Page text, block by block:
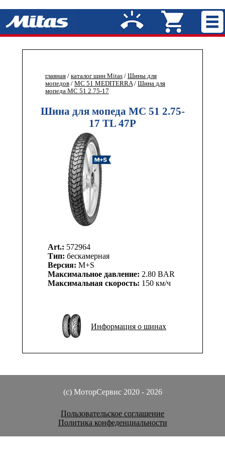
главная / каталог шин Mitas / Шины для
мопедов / MC 51 MEDITERRA/ Шина для
мопеда MC 51 2.75-17
Шина для мопеда MC 51 2.75-
17 TL 47P
Art.: 572964
Тип: бескамерная
Версия: M+S
Максимальное давление: 2.80 BAR
Максимальная скорость: 150 км/ч
Информация о шинах
(c) МоторСервис 2020 - 2026
Пользовательское соглашение
Политика конфеденциальности